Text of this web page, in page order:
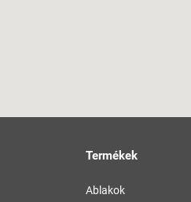
Termékek
Ablakok